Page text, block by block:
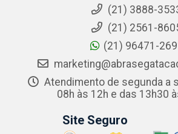
(21) 3888-
(21) 2561-
(21) 96471-
Atendimento de segunda a
08h às 12h e das 13h30
Site Seguro